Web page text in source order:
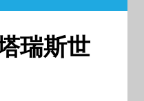
瑞斯世